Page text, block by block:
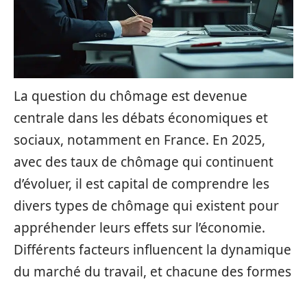
La question du chômage est devenue
centrale dans les débats économiques et
sociaux, notamment en France. En 2025,
avec des taux de chômage qui continuent
d’évoluer, il est capital de comprendre les
divers types de chômage qui existent pour
appréhender leurs effets sur l’économie.
Différents facteurs influencent la dynamique
du marché du travail, et chacune des formes